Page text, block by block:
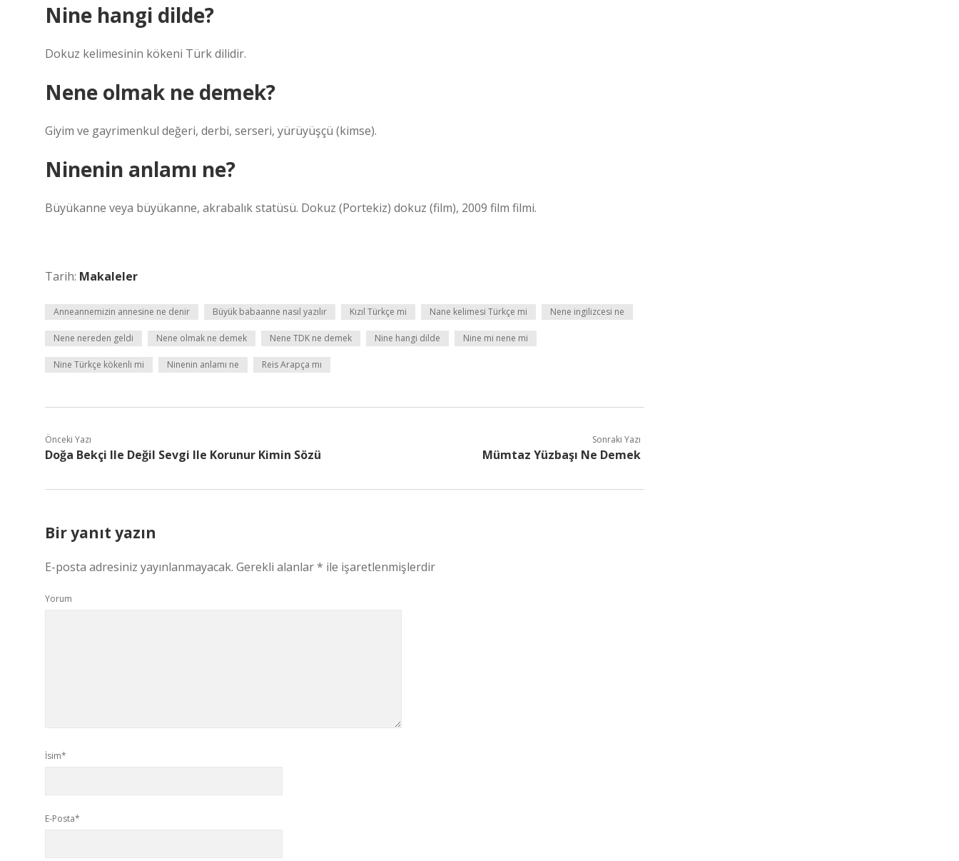
Nine hangi dilde?
Dokuz kelimesinin kökeni Türk dilidir.
Nene olmak ne demek?
Giyim ve gayrimenkul değeri, derbi, serseri, yürüyüşçü (kimse).
Ninenin anlamı ne?
Büyükanne veya büyükanne, akrabalık statüsü. Dokuz (Portekiz) dokuz (film), 2009 film filmi.
Tarih: Makaleler
Anneannemizin annesine ne denir Büyük babaanne nasıl yazılır Kızıl Türkçe mi Nane kelimesi Türkçe mi Nene ingilizcesi ne
Nene nereden geldi Nene olmak ne demek Nene TDK ne demek Nine hangi dilde Nine mi nene mi
Nine Türkçe kökenli mi Ninenin anlamı ne Reis Arapça mı
Önceki Yazı
Doğa Bekçi Ile Değil Sevgi Ile Korunur Kimin Sözü
Sonraki Yazı
Mümtaz Yüzbaşı Ne Demek
Bir yanıt yazın
E-posta adresiniz yayınlanmayacak. Gerekli alanlar* ile işaretlenmişlerdir
Yorum
İsim*
E-Posta*